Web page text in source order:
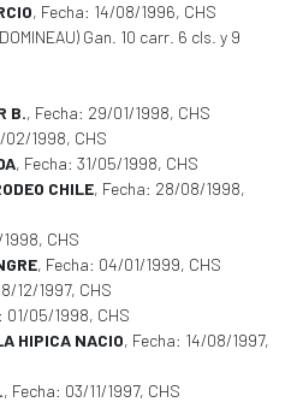
, Fecha: 14/08/1996, CHS
Gan. 10 carr. 6 cls. y 9
B., Fecha: 29/01/1998, CHS
02/1998, CHS
, Fecha: 31/05/1998, CHS
CHILE, Fecha: 28/08/1998,
CHS
, Fecha: 04/01/1999, CHS
12/1997, CHS
01/05/1998, CHS
HIPICA NACIO, Fecha: 14/08/1997,
, Fecha: 03/11/1997, CHS